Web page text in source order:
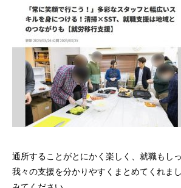
通所することがとにかく楽しく、就職もし
我々の支援を分かりやすくまとめてくれま